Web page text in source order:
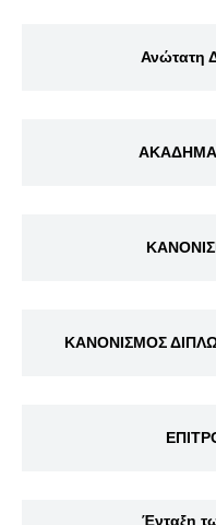
Ανώτατη
ΚΑΝΟΝΙΣΜΟΣ
Ένταξη